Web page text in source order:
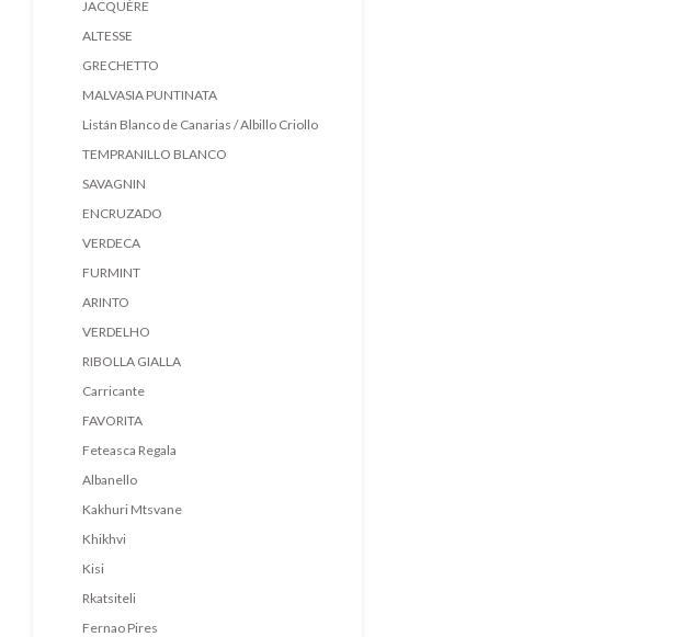
JACQUÈRE
ALTESSE
GRECHETTO
MALVASIA PUNTINATA
Listán Blanco de Canarias / Albillo Criollo
TEMPRANILLO BLANCO
SAVAGNIN
ENCRUZADO
VERDECA
FURMINT
ARINTO
VERDELHO
RIBOLLA GIALLA
Carricante
FAVORITA
Feteasca Regala
Albanello
Kakhuri Mtsvane
Khikhvi
Kisi
Rkatsiteli
Fernao Pires